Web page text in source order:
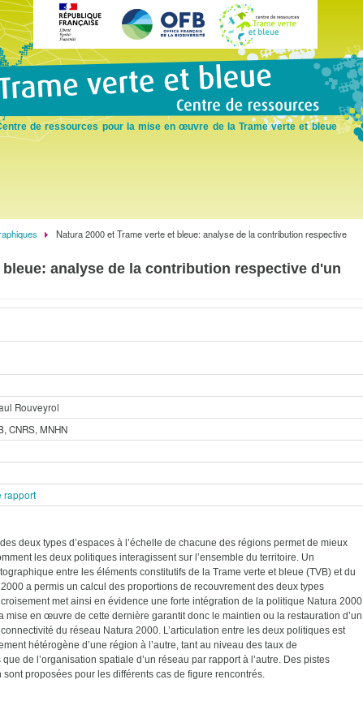
to
main
de ressources pour la mise en œuvre de la Trame verte et bleue
Natura 2000 et Trame verte et bleue: analyse de la contribution respective
bleue: analyse de la contribution respective d'un
Rouveyrol
CNRS, MNHN
rapport
deux types d’espaces à l’échelle de chacune des régions permet de mieux
les deux politiques interagissent sur l’ensemble du territoire. Un
entre les éléments constitutifs de la Trame verte et bleue (TVB) et du
a permis un calcul des proportions de recouvrement des deux types
croisement met ainsi en évidence une forte intégration de la politique Natura 2000
mise en œuvre de cette dernière garantit donc le maintien ou la restauration d’un
du réseau Natura 2000. L’articulation entre les deux politiques est
hétérogène d’une région à l’autre, tant au niveau des taux de
de l’organisation spatiale d’un réseau par rapport à l’autre. Des pistes
sont proposées pour les différents cas de figure rencontrés.